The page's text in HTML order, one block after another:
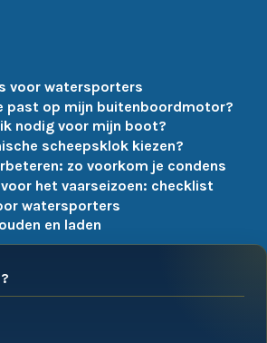
voor watersporters
past op mijn buitenboordmotor?
nodig voor mijn boot?
scheepsklok kiezen?
zo voorkom je condens
het vaarseizoen: checklist
watersporters
en laden